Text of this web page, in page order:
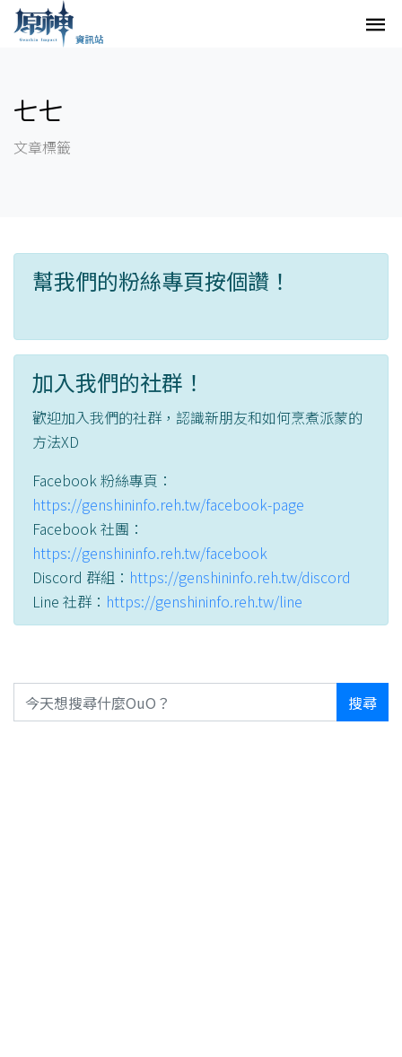
七七
文章標籤
幫我們的粉絲專頁按個讚！
加入我們的社群！
歡迎加入我們的社群，認識新朋友和如何烹煮派蒙的
方法XD
Facebook 粉絲專頁：
https://genshininfo.reh.tw/facebook-page
Facebook 社團：
https://genshininfo.reh.tw/facebook
Discord 群組： https://genshininfo.reh.tw/discord
Line 社群： https://genshininfo.reh.tw/line
搜尋